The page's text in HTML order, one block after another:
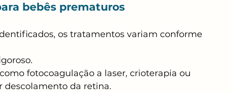
bebês prematuros
os tratamentos variam conforme
fotocoagulação a laser, crioterapia ou
descolamento da retina.